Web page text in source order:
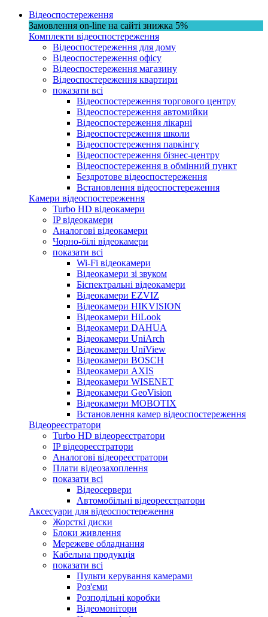
Відеоспостереження
Замовлення on-line на сайті знижка 5%
Комплекти відеоспостереження
Відеоспостереження для дому
Відеоспостереження офісу
Відеоспостереження магазину
Відеоспостереження квартири
показати всі
Відеоспостереження торгового центру
Відеоспостереження автомийки
Відеоспостереження лікарні
Відеоспостереження школи
Відеоспостереження паркінгу
Відеоспостереження бізнес-центру
Відеоспостереження в обмінний пункт
Бездротове відеоспостереження
Встановлення відеоспостереження
Камери відеоспостереження
Turbo HD відеокамери
IP відеокамери
Аналогові відеокамери
Чорно-білі відеокамери
показати всі
Wi-Fi відеокамери
Відеокамери зі звуком
Біспектральні відеокамери
Відеокамери EZVIZ
Відеокамери HIKVISION
Відеокамери HiLook
Відеокамери DAHUA
Відеокамери UniArch
Відеокамери UniView
Відеокамери BOSCH
Відеокамери AXIS
Відеокамери WISENET
Відеокамери GeoVision
Відеокамери MOBOTIX
Встановлення камер відеоспостереження
Відеореєстратори
Turbo HD відеореєстратори
IP відеореєстратори
Аналогові відеореєстратори
Плати відеозахоплення
показати всі
Відеосервери
Автомобільні відеореєстратори
Аксесуари для відеоспостереження
Жорсткі диски
Блоки живлення
Мережеве обладнання
Кабельна продукція
показати всі
Пульти керування камерами
Роз'єми
Розподільні коробки
Відеомонітори